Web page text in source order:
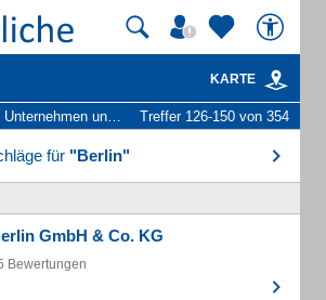
KARTE
und Personen Treffer 126-150 von 354
für "Berlin"
GmbH & Co. KG
Bewertungen